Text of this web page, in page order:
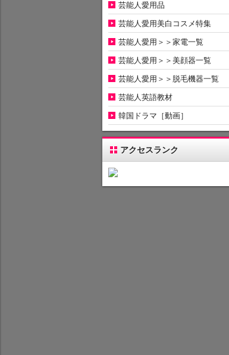
芸能人愛用品
芸能人愛用美白コスメ特集
芸能人愛用＞＞家電一覧
芸能人愛用＞＞美顔器一覧
芸能人愛用＞＞脱毛機器一覧
芸能人英語教材
韓国ドラマ［動画］
アクセスランク